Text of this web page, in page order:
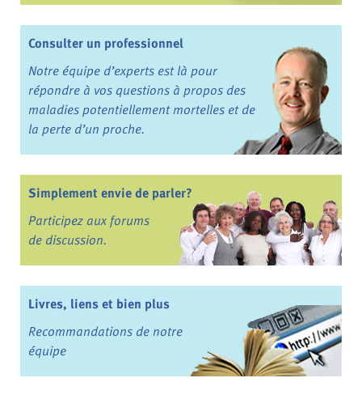
Consulter un professionnel
Notre équipe d’experts est là pour
répondre à vos questions à propos des
maladies potentiellement mortelles et de
la perte d’un proche.
Simplement envie de parler?
Participez aux forums
de discussion.
Livres, liens et bien plus
Recommandations de notre
équipe